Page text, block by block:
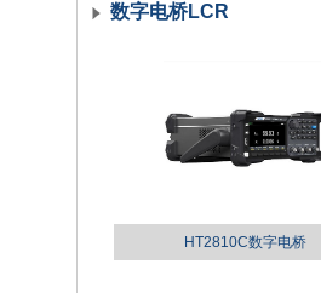
数字电桥LCR
HT2810C数字电桥